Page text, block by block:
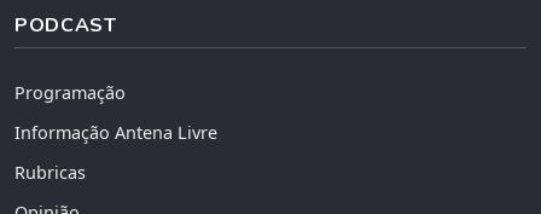
PODCAST
Programação
Informação Antena Livre
Rubricas